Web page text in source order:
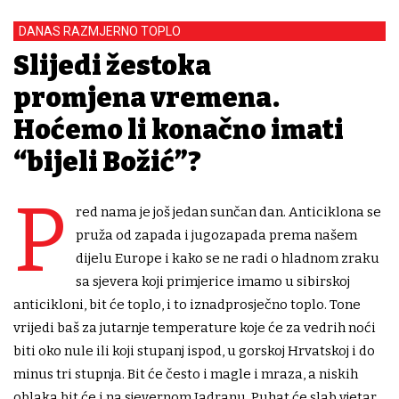
DANAS RAZMJERNO TOPLO
Slijedi žestoka
promjena vremena.
Hoćemo li konačno imati
“bijeli Božić”?
P
red nama je još jedan sunčan dan. Anticiklona se
pruža od zapada i jugozapada prema našem
dijelu Europe i kako se ne radi o hladnom zraku
sa sjevera koji primjerice imamo u sibirskoj
anticikloni, bit će toplo, i to iznadprosječno toplo. Tone
vrijedi baš za jutarnje temperature koje će za vedrih noći
biti oko nule ili koji stupanj ispod, u gorskoj Hrvatskoj i do
minus tri stupnja. Bit će često i magle i mraza, a niskih